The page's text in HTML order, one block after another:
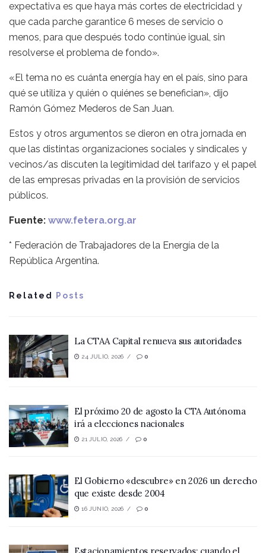
expectativa es que haya más cortes de electricidad y
que cada parche garantice 6 meses de servicio o
menos, para que después todo continúe igual, sin
resolverse el problema de fondo».
«El tema no es cuánta energía hay en el país, sino para
qué se utiliza y quién o quiénes se benefician», dijo
Ramón Gómez Mederos de San Juan.
Estos y otros argumentos se dieron en otra jornada en
que las distintas organizaciones sociales y sindicales y
vecinos/as discuten la legitimidad del tarifazo y el papel
de las empresas privadas en la provisión de servicios
públicos.
Fuente: www.fetera.org.ar
* Federación de Trabajadores de la Energía de la
República Argentina.
Related Posts
La CTAA Capital renueva sus autoridades
24 JULIO, 2026 0
El próximo 20 de agosto la CTA Autónoma
irá a elecciones nacionales
21 JULIO, 2026 0
El Gobierno «descubre» en 2026 un derecho
que existe desde 2004
16 JUNIO, 2026 0
Estacionamientos reservados: cuando el